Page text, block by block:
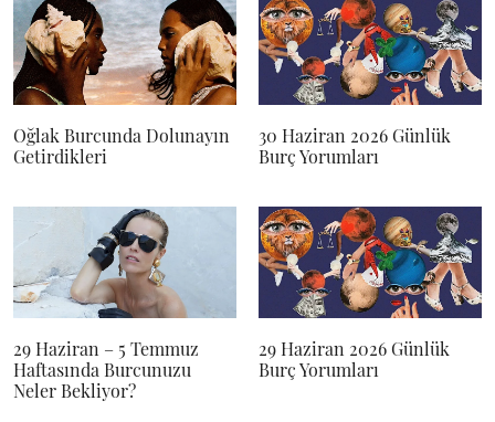
Oğlak Burcunda Dolunayın
Getirdikleri
30 Haziran 2026 Günlük
Burç Yorumları
29 Haziran – 5 Temmuz
Haftasında Burcunuzu
Neler Bekliyor?
29 Haziran 2026 Günlük
Burç Yorumları